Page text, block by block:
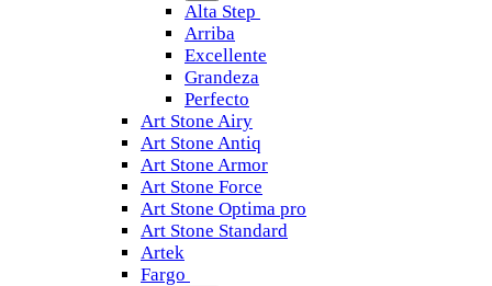
Alta Step
Arriba
Excellente
Grandeza
Perfecto
Art Stone Airy
Art Stone Antiq
Art Stone Armor
Art Stone Force
Art Stone Optima pro
Art Stone Standard
Artek
Fargo